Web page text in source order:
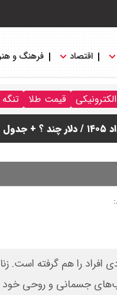
اقتصاد فرهنگ و
قیمت طلا
تنگه هرمز را کلید زدند +
را هم گرفته است.
جسمانی و روحی خود